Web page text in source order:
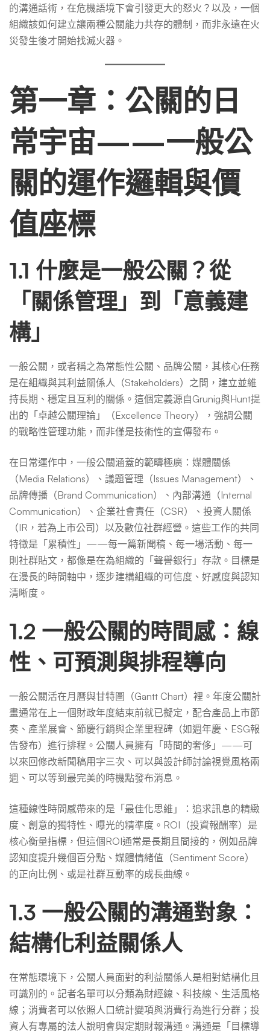
差
與
策
略
的溝通話術，在危機語境下會引發更大的怒火？以及，一個
組織該如何建立讓兩種公關能力共存的體制，而非永遠在火
災發生後才開始找滅火器。
第一章：公關的日
常宇宙——一般公
關的運作邏輯與價
值座標
1.1 什麼是一般公關？從
「關係管理」到「意義建
構」
一般公關，或者稱之為常態性公關、品牌公關，其核心任務
是在組織與其利益關係人（Stakeholders）之間，建立並維
持長期、穩定且互利的關係。這個定義源自Grunig與Hunt提
出的「卓越公關理論」（Excellence Theory），強調公關
的戰略性管理功能，而非僅是技術性的宣傳發布。
在日常運作中，一般公關涵蓋的範疇極廣：媒體關係
（Media Relations）、議題管理（Issues Management）、
品牌傳播（Brand Communication）、內部溝通（Internal
Communication）、企業社會責任（CSR）、投資人關係
（IR，若為上市公司）以及數位社群經營。這些工作的共同
特徵是「累積性」——每一篇新聞稿、每一場活動、每一
則社群貼文，都像是在為組織的「聲譽銀行」存款。目標是
在漫長的時間軸中，逐步建構組織的可信度、好感度與認知
清晰度。
1.2 一般公關的時間感：線
性、可預測與排程導向
一般公關活在月曆與甘特圖（Gantt Chart）裡。年度公關計
畫通常在上一個財政年度結束前就已擬定，配合產品上市節
奏、產業展會、節慶行銷與企業里程碑（如週年慶、ESG報
告發布）進行排程。公關人員擁有「時間的奢侈」——可
以來回修改新聞稿用字三次、可以與設計師討論視覺風格兩
週、可以等到最完美的時機點發布消息。
這種線性時間感帶來的是「最佳化思維」：追求訊息的精緻
度、創意的獨特性、曝光的精準度。ROI（投資報酬率）是
核心衡量指標，但這個ROI通常是長期且間接的，例如品牌
認知度提升幾個百分點、媒體情緒值（Sentiment Score）
的正向比例、或是社群互動率的成長曲線。
1.3 一般公關的溝通對象：
結構化利益關係人
在常態環境下，公關人員面對的利益關係人是相對結構化且
可識別的。記者名單可以分類為財經線、科技線、生活風格
線；消費者可以依照人口統計變項與消費行為進行分群；投
資人有專屬的法人說明會與定期財報溝通。溝通是「目標導